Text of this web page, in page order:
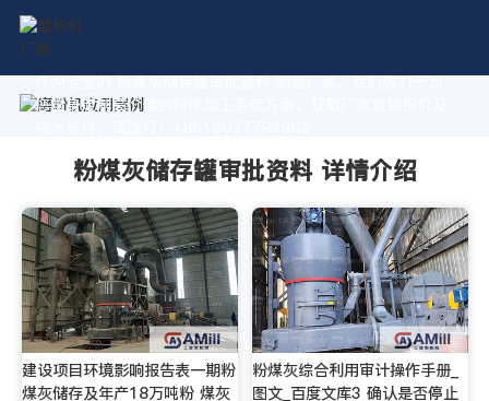
作为专业的 粉煤灰储存罐审批资料 制造厂家，我们致力于为
您量身定制高价值的粉体加工系统方案。获取厂家直销报价及
粉煤灰储存罐审批资料 详情介绍
建设项目环境影响报告表一期粉
煤灰储存及年产18万吨粉 煤灰
粉煤灰综合利用审计操作手册_
图文_百度文库3 确认是否停止